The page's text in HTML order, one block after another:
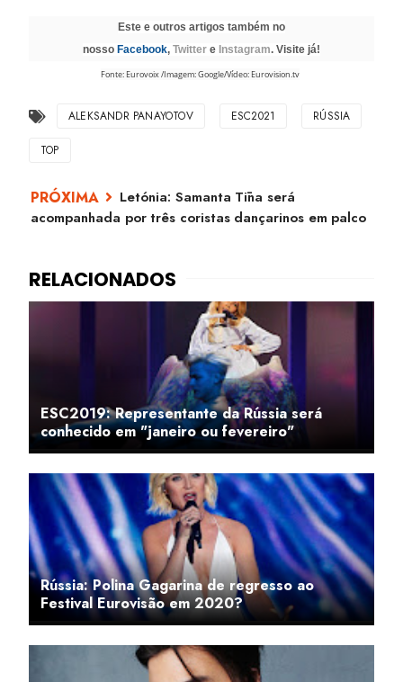
Este e outros artigos também no
nosso Facebook, Twitter e Instagram. Visite já!
Fonte: Eurovoix /Imagem: Google/Vídeo: Eurovision.tv
ALEKSANDR PANAYOTOV ESC2021 RÚSSIA
TOP
Letónia: Samanta Tīna será
acompanhada por três coristas dançarinos em palco
ESC2019: Representante da Rússia será
conhecido em "janeiro ou fevereiro"
Rússia: Polina Gagarina de regresso ao
Festival Eurovisão em 2020?